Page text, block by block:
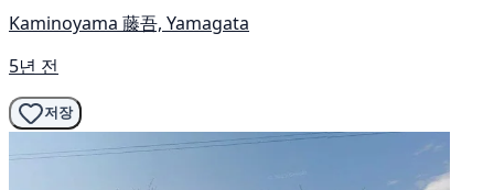
Kaminoyama 藤吾, Yamagata
5년 전
저장